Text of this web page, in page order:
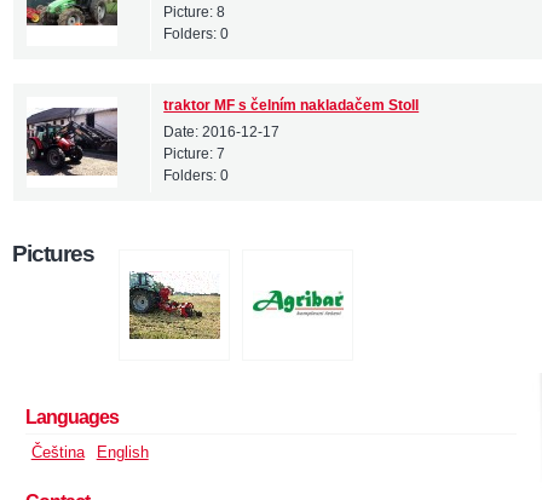
Picture:8
Folders:0
traktor MF s čelním nakladačem Stoll
Date:2016-12-17
Picture:7
Folders:0
Pictures
Languages
Čeština English